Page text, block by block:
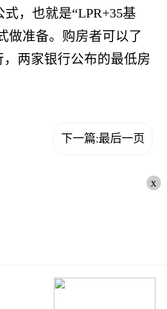
，也就是“LPR+35基
做准备。购房者可以了
两家银行公布的最低房
下一篇:最后一页
x